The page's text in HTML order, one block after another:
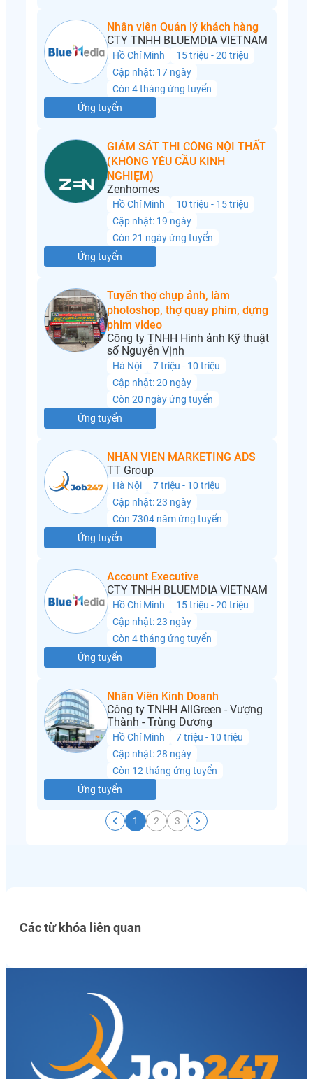
Nhân viên Quản lý khách hàng
CTY TNHH BLUEMDIA VIETNAM
Hồ Chí Minh
15 triệu - 20 triệu
Cập nhật: 17 ngày
Còn 4 tháng ứng tuyển
Ứng tuyển
GIÁM SÁT THI CÔNG NỘI THẤT
(KHÔNG YÊU CẦU KINH
NGHIỆM)
Zenhomes
Hồ Chí Minh
10 triệu - 15 triệu
Cập nhật: 19 ngày
Còn 21 ngày ứng tuyển
Ứng tuyển
Tuyển thợ chụp ảnh, làm
photoshop, thợ quay phim, dựng
phim video
Công ty TNHH Hình ảnh Kỹ thuật
số Nguyễn Vịnh
Hà Nội
7 triệu - 10 triệu
Cập nhật: 20 ngày
Còn 20 ngày ứng tuyển
Ứng tuyển
NHÂN VIÊN MARKETING ADS
TT Group
Hà Nội
7 triệu - 10 triệu
Cập nhật: 23 ngày
Còn 7304 năm ứng tuyển
Ứng tuyển
Account Executive
CTY TNHH BLUEMDIA VIETNAM
Hồ Chí Minh
15 triệu - 20 triệu
Cập nhật: 23 ngày
Còn 4 tháng ứng tuyển
Ứng tuyển
Nhân Viên Kinh Doanh
Công ty TNHH AllGreen - Vượng
Thành - Trùng Dương
Hồ Chí Minh
7 triệu - 10 triệu
Cập nhật: 28 ngày
Còn 12 tháng ứng tuyển
Ứng tuyển
1 2 3
Các từ khóa liên quan